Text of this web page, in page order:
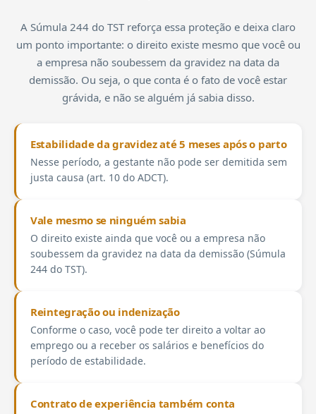
A Súmula 244 do TST reforça essa proteção e deixa claro
um ponto importante: o direito existe mesmo que você ou
a empresa não soubessem da gravidez na data da
demissão. Ou seja, o que conta é o fato de você estar
grávida, e não se alguém já sabia disso.
Estabilidade da gravidez até 5 meses após o parto
Nesse período, a gestante não pode ser demitida sem
justa causa (art. 10 do ADCT).
Vale mesmo se ninguém sabia
O direito existe ainda que você ou a empresa não
soubessem da gravidez na data da demissão (Súmula
244 do TST).
Reintegração ou indenização
Conforme o caso, você pode ter direito a voltar ao
emprego ou a receber os salários e benefícios do
período de estabilidade.
Contrato de experiência também conta